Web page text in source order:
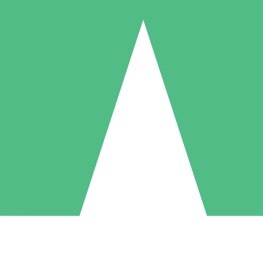
Individuele Creditpakketten
per gebruik met downloadtegoeden. Geen maandelijkse verplichting
5 Downloaden
US$